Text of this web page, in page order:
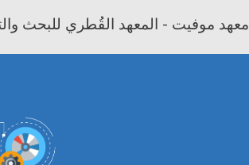
معهد موفيت - المعهد القُطري للبحث